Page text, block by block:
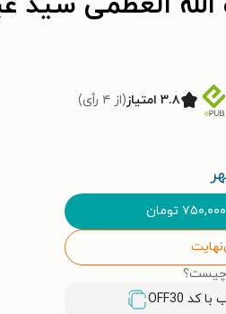
۳.۸ امتیاز (از ۴ رأی)
۷۵۰,۰۰۰ تومان
چیست؟
OFF30